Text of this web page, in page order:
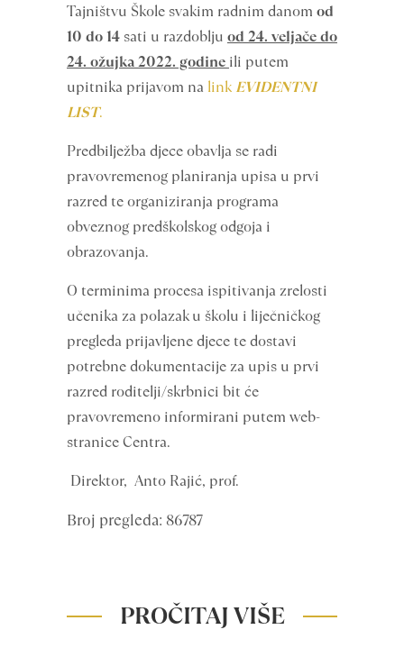
Tajništvu Škole svakim radnim danom od
10 do 14 sati u razdoblju od 24. veljače do
24. ožujka 2022. godine ili putem
upitnika prijavom na link EVIDENTNI
LIST.
Predbilježba djece obavlja se radi
pravovremenog planiranja upisa u prvi
razred te organiziranja programa
obveznog predškolskog odgoja i
obrazovanja.
O terminima procesa ispitivanja zrelosti
učenika za polazak u školu i liječničkog
pregleda prijavljene djece te dostavi
potrebne dokumentacije za upis u prvi
razred roditelji/skrbnici bit će
pravovremeno informirani putem web-
stranice Centra.
Direktor, Anto Rajić, prof.
Broj pregleda: 86787
PROČITAJ VIŠE